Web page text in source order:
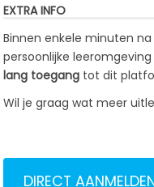
EXTRA INFO
Binnen enkele minuten
persoonlijke
lang toegangtot dit
Wil je graag wat meer
DIRECT